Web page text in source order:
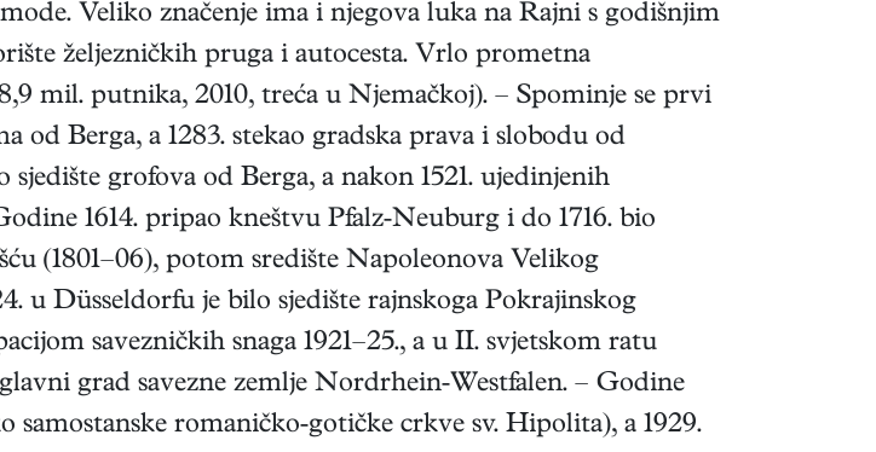
Veliko značenje ima i njegova luka na Rajni s godišnjim
željezničkih pruga i autocesta. Vrlo prometna
mil. putnika, 2010, treća u Njemačkoj). – Spominje se prvi
od Berga, a 1283. stekao gradska prava i slobodu od
grofova od Berga, a nakon 1521. ujedinjenih
1614. pripao kneštvu Pfalz-Neuburg i do 1716. bio
(1801–06), potom središte Napoleonova Velikog
u Düsseldorfu je bilo sjedište rajnskoga Pokrajinskog
savezničkih snaga 1921–25., a u II. svjetskom ratu
grad savezne zemlje Nordrhein-Westfalen. – Godine
samostanske romaničko-gotičke crkve sv. Hipolita), a 1929.